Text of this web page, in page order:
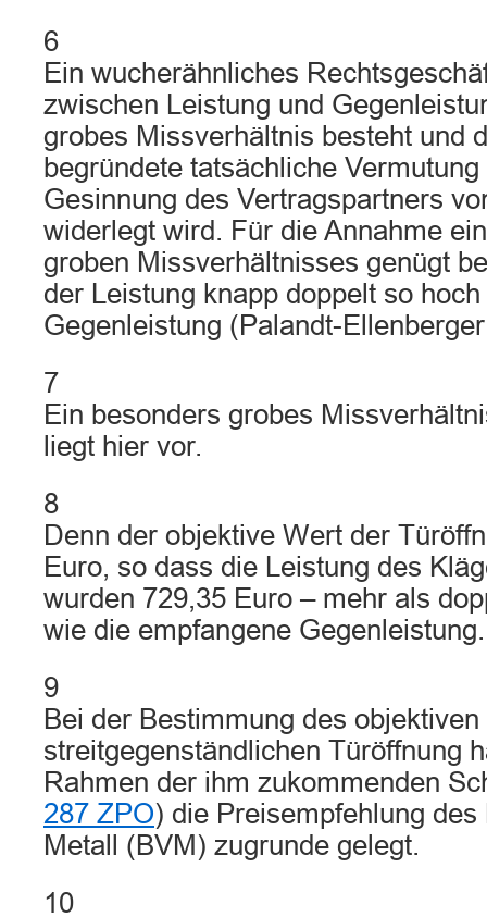
6
Ein wucherähnliches
zwischen Leistung und
grobes Missverhältnis besteht und
begründete tatsächliche
Gesinnung des Vertragspartners
widerlegt wird. Für die Annahme
groben Missverhältnisses genügt
der Leistung knapp doppelt so
Gegenleistung (Palandt-
7
Ein besonders grobes
liegt hier vor.
8
Denn der objektive Wert der
Euro, so dass die Leistung des
wurden 729,35 Euro – mehr als
wie die empfangene Gegenleistung.
9
Bei der Bestimmung des
streitgegenständlichen Türöffnung
Rahmen der ihm zukommenden
287 ZPO) die Preisempfehlung
Metall (BVM) zugrunde gelegt.
10